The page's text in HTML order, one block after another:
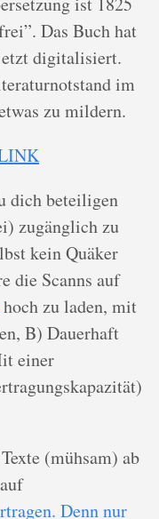
Das Buch hat
digitalisiert.
im
zu mildern.
dich beteiligen
zugänglich zu
kein Quäker
die Scanns auf
hoch zu laden, mit
B) Dauerhaft
einer
(mühsam) ab
Denn nur